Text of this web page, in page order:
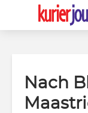
Nach